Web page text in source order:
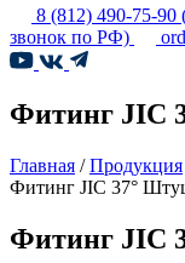
8 (812) 490-75-90
звонок по РФ)
Фитинг JIC
Главная /Продукция
Фитинг JIC 37°
Фитинг JIC